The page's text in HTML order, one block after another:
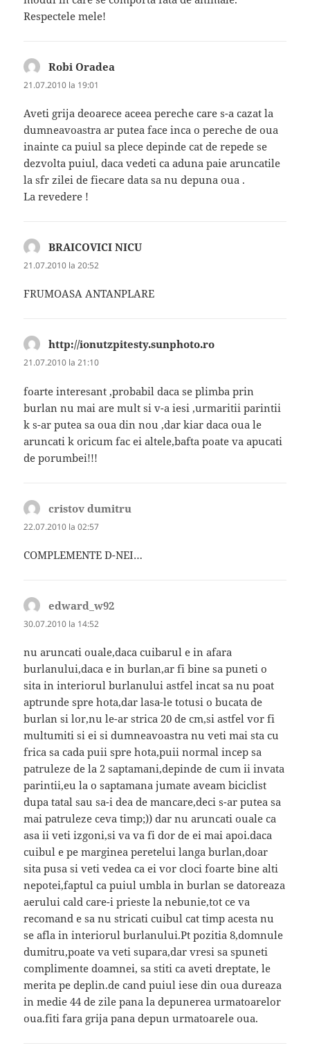
Respectele mele!
Robi Oradea
21.07.2010 la 19:01
Aveti grija deoarece aceea pereche care s-a cazat la
dumneavoastra ar putea face inca o pereche de oua
inainte ca puiul sa plece depinde cat de repede se
dezvolta puiul, daca vedeti ca aduna paie aruncatile
la sfr zilei de fiecare data sa nu depuna oua .
La revedere !
BRAICOVICI NICU
21.07.2010 la 20:52
FRUMOASA ANTANPLARE
http://ionutzpitesty.sunphoto.ro
21.07.2010 la 21:10
foarte interesant ,probabil daca se plimba prin
burlan nu mai are mult si v-a iesi ,urmaritii parintii
k s-ar putea sa oua din nou ,dar kiar daca oua le
aruncati k oricum fac ei altele,bafta poate va apucati
de porumbei!!!
cristov dumitru
22.07.2010 la 02:57
COMPLEMENTE D-NEI…
edward_w92
30.07.2010 la 14:52
nu aruncati ouale,daca cuibarul e in afara
burlanului,daca e in burlan,ar fi bine sa puneti o
sita in interiorul burlanului astfel incat sa nu poat
aptrunde spre hota,dar lasa-le totusi o bucata de
burlan si lor,nu le-ar strica 20 de cm,si astfel vor fi
multumiti si ei si dumneavoastra nu veti mai sta cu
frica sa cada puii spre hota,puii normal incep sa
patruleze de la 2 saptamani,depinde de cum ii invata
parintii,eu la o saptamana jumate aveam biciclist
dupa tatal sau sa-i dea de mancare,deci s-ar putea sa
mai patruleze ceva timp;)) dar nu aruncati ouale ca
asa ii veti izgoni,si va va fi dor de ei mai apoi.daca
cuibul e pe marginea peretelui langa burlan,doar
sita pusa si veti vedea ca ei vor cloci foarte bine alti
nepotei,faptul ca puiul umbla in burlan se datoreaza
aerului cald care-i prieste la nebunie,tot ce va
recomand e sa nu stricati cuibul cat timp acesta nu
se afla in interiorul burlanului.Pt pozitia 8,domnule
dumitru,poate va veti supara,dar vresi sa spuneti
complimente doamnei, sa stiti ca aveti dreptate, le
merita pe deplin.de cand puiul iese din oua dureaza
in medie 44 de zile pana la depunerea urmatoarelor
oua.fiti fara grija pana depun urmatoarele oua.